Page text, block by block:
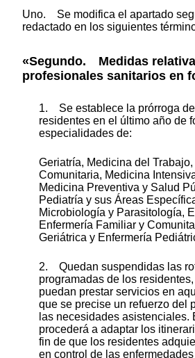
Uno. Se modifica el apartado
redactado en los siguientes
«Segundo. Medidas
profesionales sanitarios en
1. Se establece la prórroga
residentes en el último año de
especialidades de:
Geriatría, Medicina del
Comunitaria, Medicina
Medicina Preventiva y Salud
Pediatría y sus Áreas
Microbiología y Parasitología,
Enfermería Familiar y
Geriátrica y Enfermería
2. Quedan suspendidas las
programadas de los
puedan prestar servicios en
que se precise un refuerzo del
las necesidades asistenciales.
procederá a adaptar los
fin de que los residentes
en control de las